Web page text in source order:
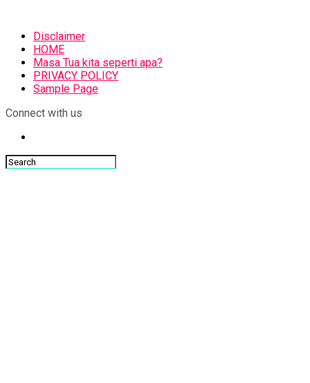
Disclaimer
HOME
Masa Tua kita seperti apa?
PRIVACY POLICY
Sample Page
Connect with us